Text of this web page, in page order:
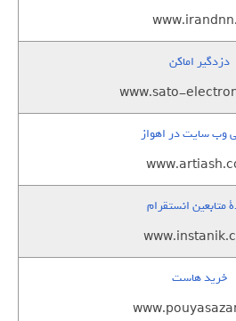
دزدگیر اماکن
www.sato-
وب سایت در اهواز
متابعين انستقرام
خرید هاست